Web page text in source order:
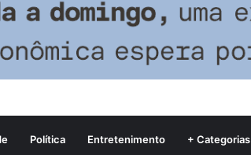
Política Entretenimento + Categorias